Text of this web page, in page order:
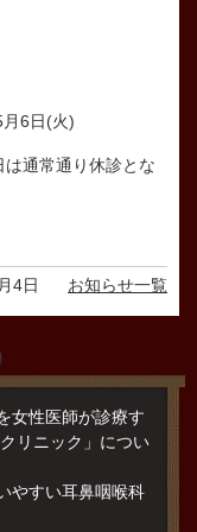
6日(火)
通常通り休診とな
4日 お知らせ一覧
女性医師が診療す
リニック」につい
やすい耳鼻咽喉科